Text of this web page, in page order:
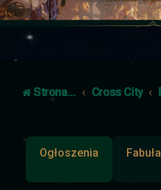
Strona główna Cross City
Ogłoszenia Fabuła